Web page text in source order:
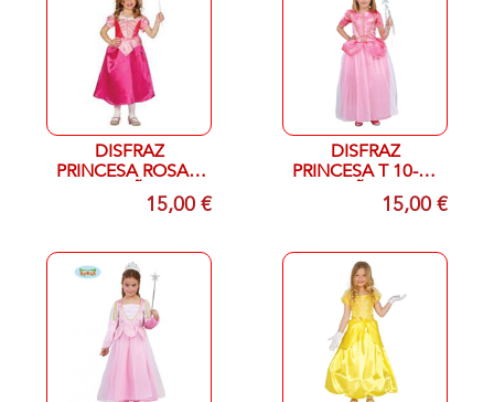
DISFRAZ
PRINCESA ROSA T
7-9 AÑOS15,00 €
DISFRAZ
PRINCESA T 10-12
AÑOS15,00 €